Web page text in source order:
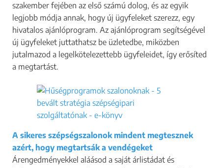
szakember fejében az első számú dolog, és az egyik
legjobb módja annak, hogy új ügyfeleket szerezz, egy
hivatalos ajánlóprogram. Az ajánlóprogram segítségével
új ügyfeleket juttathatsz be üzletedbe, miközben
jutalmazod a legelkötelezettebb ügyfeleidet, így erősíted
a megtartást.
A sikeres szépségszalonok mindent megtesznek
azért, hogy megtartsák a vendégeket
Árengedményekkel aláásod a saját árlistádat és